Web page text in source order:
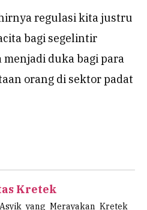
regulasi kita justru
bagi segelintir
duka bagi para
orang di sektor padat
Kretek
yang Merayakan Kretek